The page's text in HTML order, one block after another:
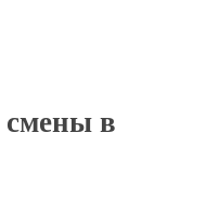
смены в